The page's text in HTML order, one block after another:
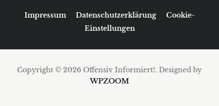
Impressum Datenschutzerklärung
Cookie-
Einstellungen
Copyright © 2026 Offensiv Informiert!. Designed by
WPZOOM